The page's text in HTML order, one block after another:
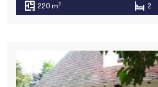
220 m2 2